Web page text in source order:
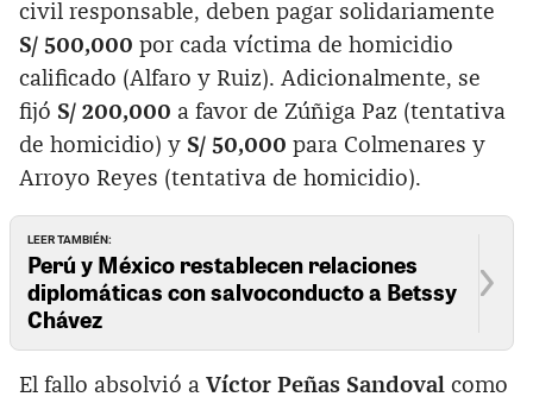
civil responsable, deben pagar solidariamente
S/ 500,000 por cada víctima de homicidio
calificado (Alfaro y Ruiz). Adicionalmente, se
fijó S/ 200,000 a favor de Zúñiga Paz (tentativa
de homicidio) y S/ 50,000 para Colmenares y
Arroyo Reyes (tentativa de homicidio).
LEER TAMBIÉN:
Perú y México restablecen relaciones
diplomáticas con salvoconducto a Betssy
Chávez
El fallo absolvió a Víctor Peñas Sandoval como